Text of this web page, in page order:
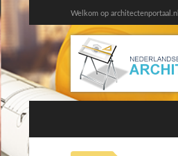
Welkom op architectenportaal.nl